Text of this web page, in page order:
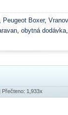
Peugeot Boxer, Vranov
obytná dodávka
| Přečteno: 1,933x